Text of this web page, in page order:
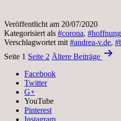
Veröffentlicht am 20/07/2020
Kategorisiert als #corona, #hoffnung
Verschlagwortet mit #andrea-v.de,
Beitragsnavigation
Seite 1 Seite 2 Ältere Beiträge
Facebook
Twitter
G+
YouTube
Pinterest
Instagram